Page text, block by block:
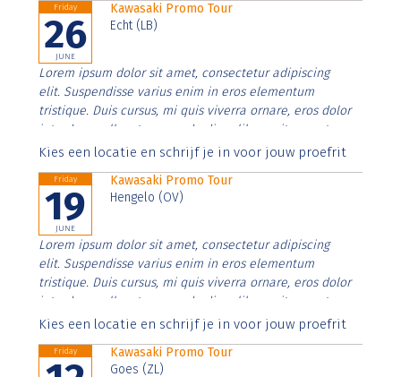
Friday
26
JUNE
Kawasaki Promo Tour
Echt (LB)
Lorem ipsum dolor sit amet, consectetur adipiscing
elit. Suspendisse varius enim in eros elementum
tristique. Duis cursus, mi quis viverra ornare, eros dolor
interdum nulla, ut commodo diam libero vitae erat.
Aenean faucibus nibh et justo cursus id rutrum lorem
Kies een locatie en schrijf je in voor jouw proefrit
Friday
19
JUNE
Kawasaki Promo Tour
Hengelo (OV)
Lorem ipsum dolor sit amet, consectetur adipiscing
elit. Suspendisse varius enim in eros elementum
tristique. Duis cursus, mi quis viverra ornare, eros dolor
interdum nulla, ut commodo diam libero vitae erat.
Aenean faucibus nibh et justo cursus id rutrum lorem
Kies een locatie en schrijf je in voor jouw proefrit
Friday
Kawasaki Promo Tour
Goes (ZL)